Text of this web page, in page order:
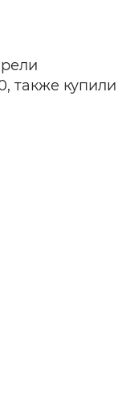
также купили